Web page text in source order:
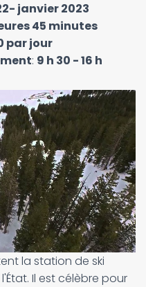
janvier 2023
45 minutes
par jour
: 9 h 30 - 16 h
la station de ski
Il est célèbre pour